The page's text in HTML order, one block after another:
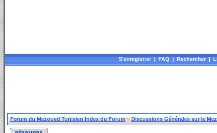
S'enregistrer|FAQ|Rechercher|
Forum du Mezoued Tunisien Index du Forum » Discussions Générales sur le